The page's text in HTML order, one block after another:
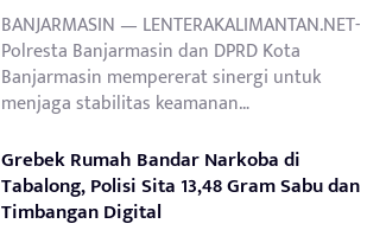
BANJARMASIN — LENTERAKALIMANTAN.NET-
Polresta Banjarmasin dan DPRD Kota
Banjarmasin mempererat sinergi untuk
menjaga stabilitas keamanan…
Grebek Rumah Bandar Narkoba di
Tabalong, Polisi Sita 13,48 Gram Sabu dan
Timbangan Digital